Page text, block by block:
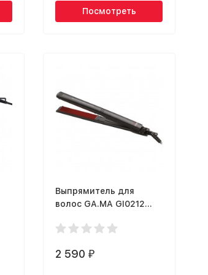
Посмотреть
Выпрямитель для
волос GA.MA GI0212
2 590₽